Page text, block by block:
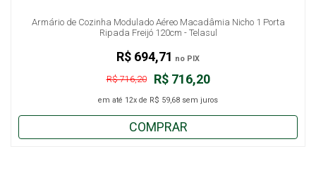
Armário de Cozinha Modulado Aéreo Macadâmia Nicho 1 Porta
Ripada Freijó 120cm - Telasul
R$ 716,20
R$ 716,20
em até 12x de R$ 59,68 sem juros
R$ 694,71 no PIX
COMPRAR